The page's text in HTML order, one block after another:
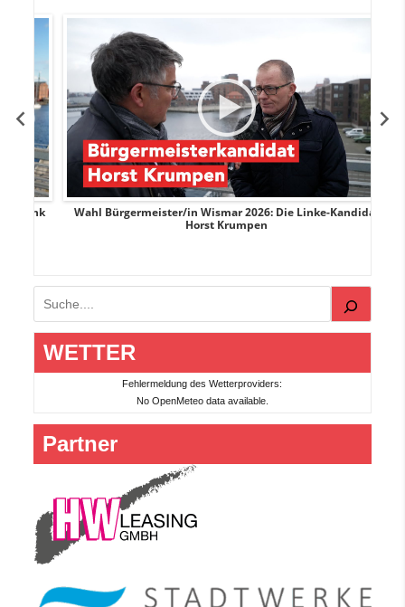
Wahl Bürgermeister/in Wismar 2026: Die Linke-Kandidat
Horst Krumpen
Suchen
WETTER
Fehlermeldung des Wetterproviders:
No OpenMeteo data available.
Partner